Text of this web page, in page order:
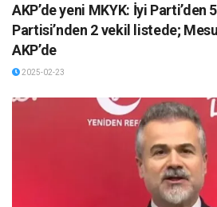
AKP’de yeni MKYK: İyi Parti’den
Partisi’nden 2 vekil listede;
AKP’de
2025-02-23